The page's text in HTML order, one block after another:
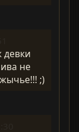
девки
не
;)